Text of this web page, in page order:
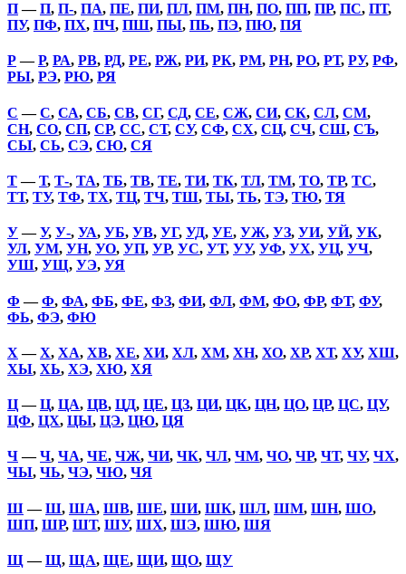
П—П, П-, ПА, ПЕ, ПИ, ПЛ, ПМ, ПН, ПО, ПП, ПР, ПС, ПТ,
ПУ, ПФ, ПХ, ПЧ, ПШ, ПЫ, ПЬ, ПЭ, ПЮ, ПЯ
Р—Р, РА, РВ, РД, РЕ, РЖ, РИ, РК, РМ, РН, РО, РТ, РУ, РФ,
РЫ, РЭ, РЮ, РЯ
С —С, СА, СБ, СВ, СГ, СД, СЕ, СЖ, СИ, СК, СЛ, СМ,
СН, СО, СП, СР, СС, СТ, СУ, СФ, СХ, СЦ, СЧ, СШ, СЪ,
СЫ, СЬ, СЭ, СЮ, СЯ
Т—Т, Т-, ТА, ТБ, ТВ, ТЕ, ТИ, ТК, ТЛ, ТМ, ТО, ТР, ТС,
ТТ, ТУ, ТФ, ТХ, ТЦ, ТЧ, ТШ, ТЫ, ТЬ, ТЭ, ТЮ, ТЯ
У—У, У-, УА, УБ, УВ, УГ, УД, УЕ, УЖ, УЗ, УИ, УЙ, УК,
УЛ, УМ, УН, УО, УП, УР, УС, УТ, УУ, УФ, УХ, УЦ, УЧ,
УШ, УЩ, УЭ, УЯ
Ф —Ф, ФА, ФБ, ФЕ, ФЗ, ФИ, ФЛ, ФМ, ФО, ФР, ФТ, ФУ,
ФЬ, ФЭ, ФЮ
Х —Х, ХА, ХВ, ХЕ, ХИ, ХЛ, ХМ, ХН, ХО, ХР, ХТ, ХУ, ХШ,
ХЫ, ХЬ, ХЭ, ХЮ, ХЯ
Ц—Ц, ЦА, ЦВ, ЦД, ЦЕ, ЦЗ, ЦИ, ЦК, ЦН, ЦО, ЦР, ЦС, ЦУ,
ЦФ, ЦХ, ЦЫ, ЦЭ, ЦЮ, ЦЯ
Ч—Ч, ЧА, ЧЕ, ЧЖ, ЧИ, ЧК, ЧЛ, ЧМ, ЧО, ЧР, ЧТ, ЧУ, ЧХ,
ЧЫ, ЧЬ, ЧЭ, ЧЮ, ЧЯ
Ш—Ш, ША, ШВ, ШЕ, ШИ, ШК, ШЛ, ШМ, ШН, ШО,
ШП, ШР, ШТ, ШУ, ШХ, ШЭ, ШЮ, ШЯ
Щ —Щ, ЩА, ЩЕ, ЩИ, ЩО, ЩУ